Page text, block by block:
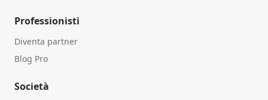
Professionisti
Diventa partner
Blog Pro
Società